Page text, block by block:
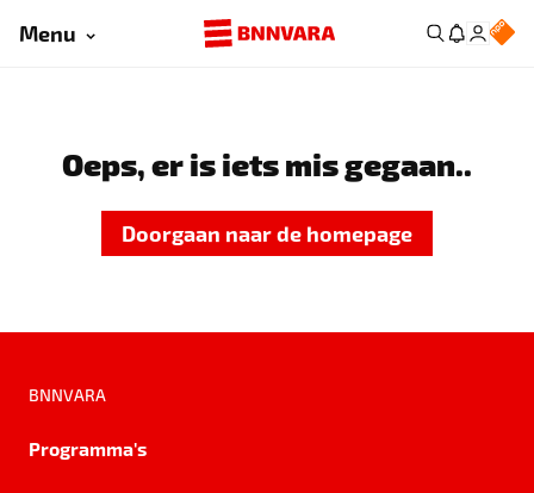
Menu
Oeps, er is iets mis gegaan..
Doorgaan naar de homepage
BNNVARA
Programma's